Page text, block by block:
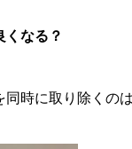
くなる？
時に取り除くのは